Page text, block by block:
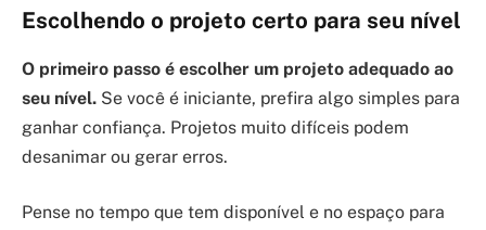
Escolhendo o projeto certo para seu nível
O primeiro passo é escolher um projeto adequado ao
seu nível. Se você é iniciante, prefira algo simples para
ganhar confiança. Projetos muito difíceis podem
desanimar ou gerar erros.
Pense no tempo que tem disponível e no espaço para